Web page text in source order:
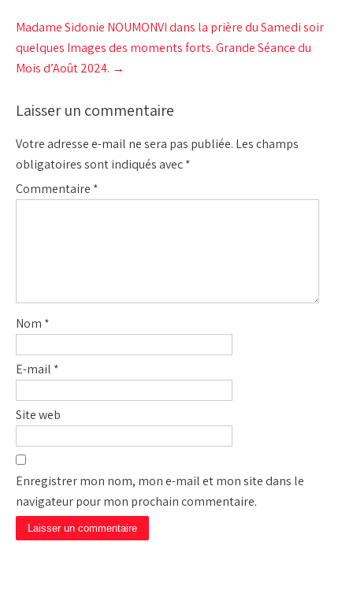
Madame Sidonie NOUMONVI dans la prière du Samedi soir
quelques Images des moments forts. Grande Séance du
Mois d’Août 2024. →
Laisser un commentaire
Votre adresse e-mail ne sera pas publiée. Les champs
obligatoires sont indiqués avec*
Commentaire *
Nom *
E-mail *
Site web
Enregistrer mon nom, mon e-mail et mon site dans le
navigateur pour mon prochain commentaire.